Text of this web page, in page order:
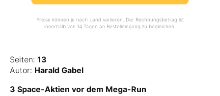
Preise können je nach Land variieren. Der Rechnungsbetrag ist
innerhalb von 14 Tagen ab Bestelleingang zu begleichen.
Seiten: 13
Autor: Harald Gabel
3 Space-Aktien vor dem Mega-Run